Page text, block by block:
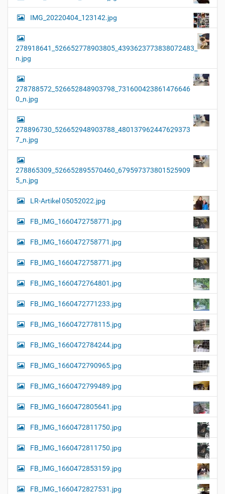
IMG_20220404_123142.jpg
278918641_526652778903805_4393623773838072483_
n.jpg
278788572_526652848903798_731600423861476646
0_n.jpg
278896730_526652948903788_480137962447629373
7_n.jpg
278865309_526652895570460_679597373801525909
5_n.jpg
LR-Artikel 05052022.jpg
FB_IMG_1660472758771.jpg
FB_IMG_1660472758771.jpg
FB_IMG_1660472758771.jpg
FB_IMG_1660472764801.jpg
FB_IMG_1660472771233.jpg
FB_IMG_1660472778115.jpg
FB_IMG_1660472784244.jpg
FB_IMG_1660472790965.jpg
FB_IMG_1660472799489.jpg
FB_IMG_1660472805641.jpg
FB_IMG_1660472811750.jpg
FB_IMG_1660472811750.jpg
FB_IMG_1660472853159.jpg
FB_IMG_1660472827531.jpg